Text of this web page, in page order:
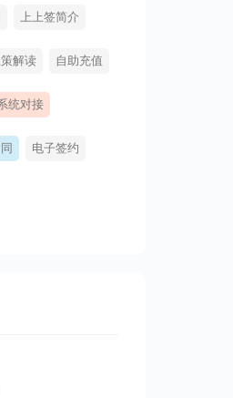
上上签简介
解读 自助充值
统对接
电子签约